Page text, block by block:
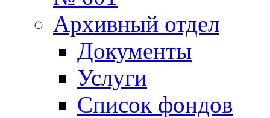
Архивный отдел
Документы
Услуги
Список фондов